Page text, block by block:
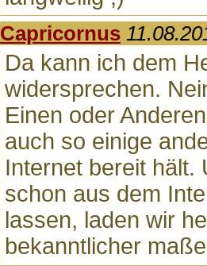
Capricornus
Da kann ich dem
widersprechen.
Einen oder
auch so einige
Internet bereit hält.
schon aus dem
lassen, laden wir
bekanntlicher